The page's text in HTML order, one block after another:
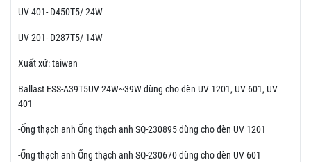
UV 401- D450T5/ 24W
UV 201- D287T5/ 14W
Xuất xứ: taiwan
Ballast ESS-A39T5UV 24W~39W dùng cho đèn UV 1201, UV 601, UV
401
-Ống thạch anh Ống thạch anh SQ-230895 dùng cho đèn UV 1201
-Ống thạch anh Ống thạch anh SQ-230670 dùng cho đèn UV 601